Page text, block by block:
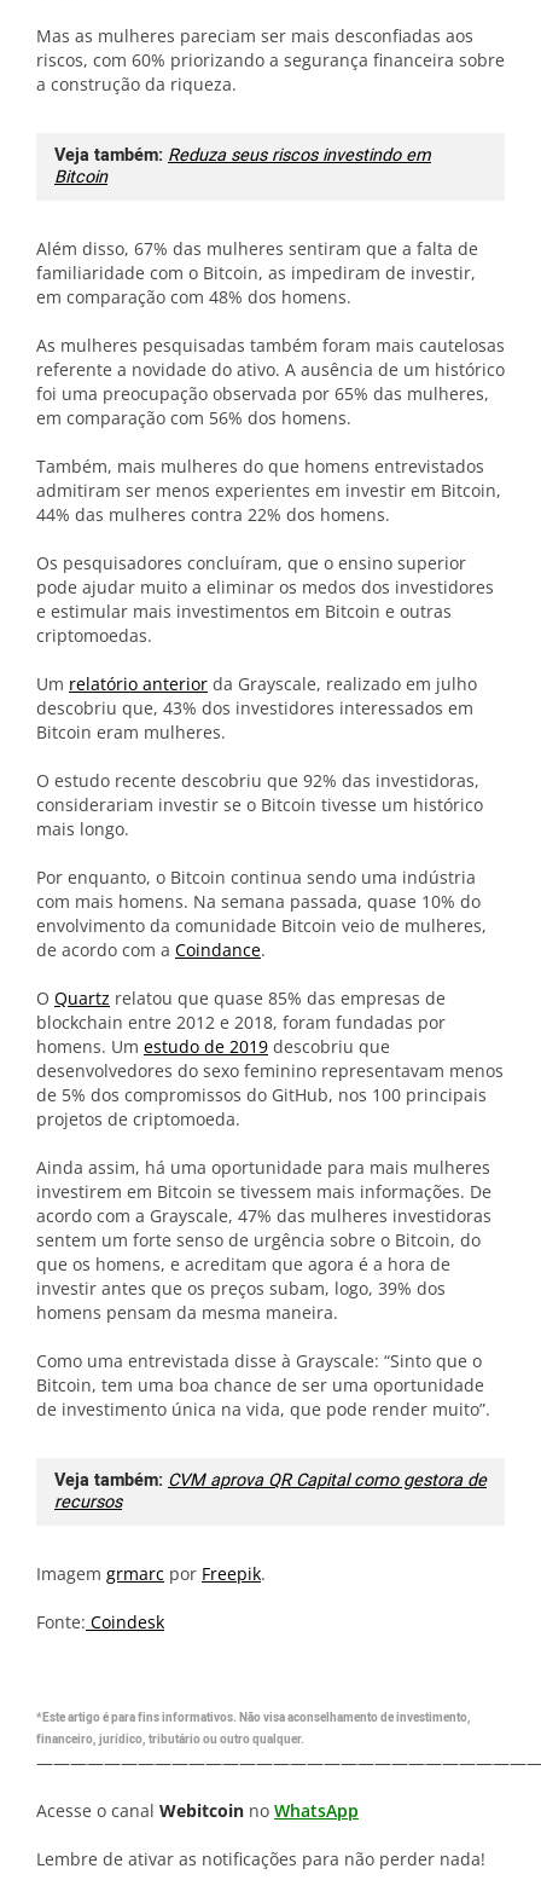
Mas as mulheres pareciam ser mais desconfiadas aos
riscos, com 60% priorizando a segurança financeira sobre
a construção da riqueza.
Veja também: Reduza seus riscos investindo em
Bitcoin
Além disso, 67% das mulheres sentiram que a falta de
familiaridade com o Bitcoin, as impediram de investir,
em comparação com 48% dos homens.
As mulheres pesquisadas também foram mais cautelosas
referente a novidade do ativo. A ausência de um histórico
foi uma preocupação observada por 65% das mulheres,
em comparação com 56% dos homens.
Também, mais mulheres do que homens entrevistados
admitiram ser menos experientes em investir em Bitcoin,
44% das mulheres contra 22% dos homens.
Os pesquisadores concluíram, que o ensino superior
pode ajudar muito a eliminar os medos dos investidores
e estimular mais investimentos em Bitcoin e outras
criptomoedas.
Um relatório anterior da Grayscale, realizado em julho
descobriu que, 43% dos investidores interessados em
Bitcoin eram mulheres.
O estudo recente descobriu que 92% das investidoras,
considerariam investir se o Bitcoin tivesse um histórico
mais longo.
Por enquanto, o Bitcoin continua sendo uma indústria
com mais homens. Na semana passada, quase 10% do
envolvimento da comunidade Bitcoin veio de mulheres,
de acordo com a Coindance.
O Quartz relatou que quase 85% das empresas de
blockchain entre 2012 e 2018, foram fundadas por
homens. Um estudo de 2019 descobriu que
desenvolvedores do sexo feminino representavam menos
de 5% dos compromissos do GitHub, nos 100 principais
projetos de criptomoeda.
Ainda assim, há uma oportunidade para mais mulheres
investirem em Bitcoin se tivessem mais informações. De
acordo com a Grayscale, 47% das mulheres investidoras
sentem um forte senso de urgência sobre o Bitcoin, do
que os homens, e acreditam que agora é a hora de
investir antes que os preços subam, logo, 39% dos
homens pensam da mesma maneira.
Como uma entrevistada disse à Grayscale: “Sinto que o
Bitcoin, tem uma boa chance de ser uma oportunidade
de investimento única na vida, que pode render muito”.
Veja também: CVM aprova QR Capital como gestora de
recursos
Imagem grmarc por Freepik.
Fonte: Coindesk
*Este artigo é para fins informativos. Não visa aconselhamento de investimento,
financeiro, jurídico, tributário ou outro qualquer.
Acesse o canal Webitcoin no WhatsApp
Lembre de ativar as notificações para não perder nada!